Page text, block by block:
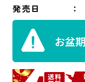
発売日